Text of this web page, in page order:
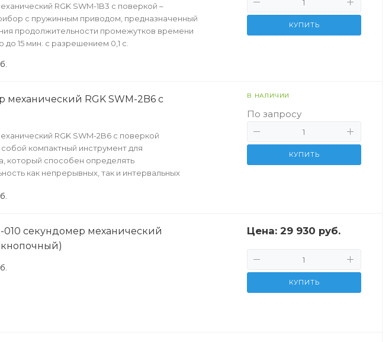
RGK SWM-1B3 с поверкой –
с пружинным приводом, предназначенный
продолжительности промежутков времени
до 15 мин. с разрешением 0,1 с.
КУПИТЬ
механический RGK SWM-2B6 с
RGK SWM-2B6 с поверкой
компактный инструмент для
который способен определять
как непрерывных, так и интервальных
В НАЛИЧИИ
По запросу
КУПИТЬ
cекундомер механический
кнопочный)
Цена: 29 930 руб.
КУПИТЬ